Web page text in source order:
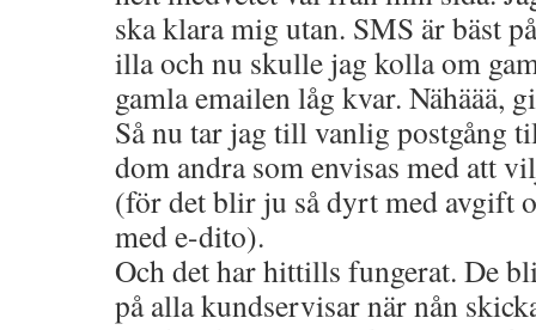
ska klara mig utan. SMS är bäst
illa och nu skulle jag kolla om
gamla emailen låg kvar. Nähäää,
Så nu tar jag till vanlig postgång
dom andra som envisas med att
(för det blir ju så dyrt med avgift
med e-dito).
Och det har hittills fungerat. De
på alla kundservisar när nån